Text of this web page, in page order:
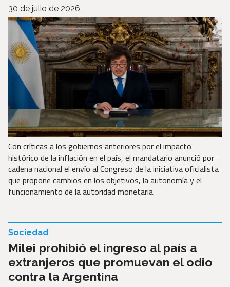
30 de julio de 2026
Con críticas a los gobiernos anteriores por el impacto
histórico de la inflación en el país, el mandatario anunció por
cadena nacional el envío al Congreso de la iniciativa oficialista
que propone cambios en los objetivos, la autonomía y el
funcionamiento de la autoridad monetaria.
Milei prohibió el ingreso al país a
extranjeros que promuevan el odio
contra la Argentina
Sociedad